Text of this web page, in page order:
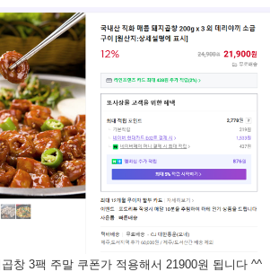
창 3팩 주말 쿠폰가 적용해서 21900원 됩니다 ^^